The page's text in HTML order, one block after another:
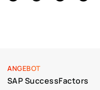
ANGEBOT
SAP SuccessFactors